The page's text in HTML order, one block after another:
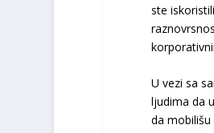
ste
U vezi sa
ljudima da
da mobilišu